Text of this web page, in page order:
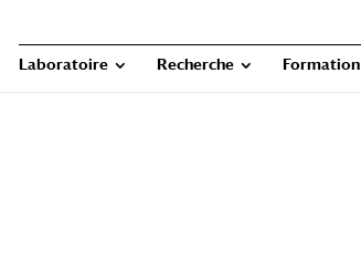
Laboratoire Recherche Formation